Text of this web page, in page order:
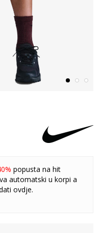
popusta na hit
automatski u korpi a
ovdje.